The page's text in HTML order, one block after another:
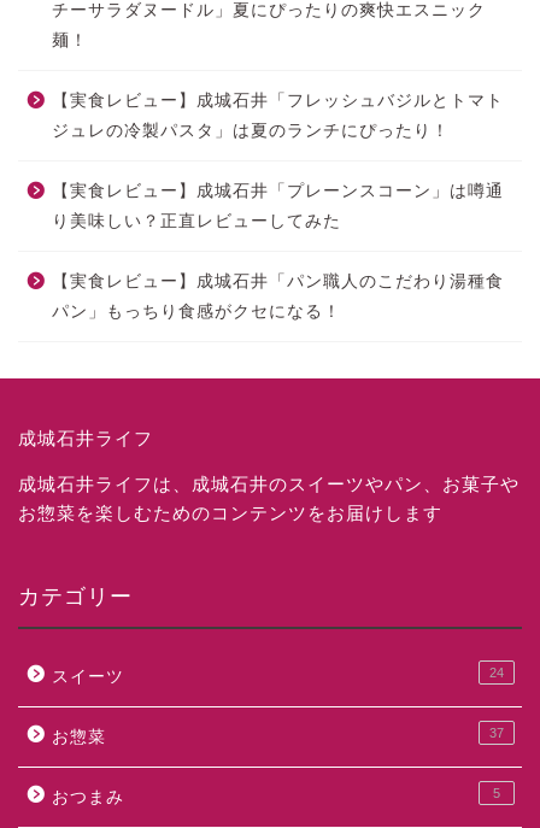
チーサラダヌードル」夏にぴったりの爽快エスニック
麺！
【実食レビュー】成城石井「フレッシュバジルとトマト
ジュレの冷製パスタ」は夏のランチにぴったり！
【実食レビュー】成城石井「プレーンスコーン」は噂通
り美味しい？正直レビューしてみた
【実食レビュー】成城石井「パン職人のこだわり湯種食
パン」もっちり食感がクセになる！
成城石井ライフ
成城石井ライフは、成城石井のスイーツやパン、お菓子や
お惣菜を楽しむためのコンテンツをお届けします
カテゴリー
スイーツ 24
お惣菜 37
おつまみ 5